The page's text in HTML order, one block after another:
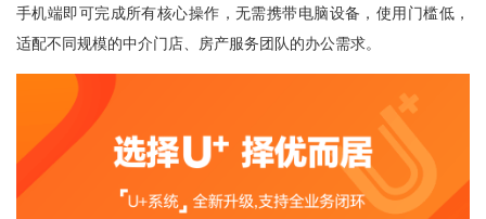
手机端即可完成所有核心操作，无需携带电脑设备，使用门槛低，
适配不同规模的中介门店、房产服务团队的办公需求。